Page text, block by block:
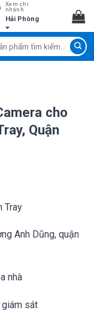
Xem chi
nhánh
Hải Phòng
cho
Quận
Tray
Anh Dũng, quận
nhà
giám sát